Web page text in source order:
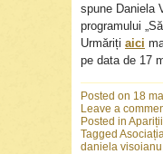
spune Daniela
programului
Urmăriți aici
pe data de 17
Posted on 18
Leave a
Posted in
Tagged
daniela visoianu